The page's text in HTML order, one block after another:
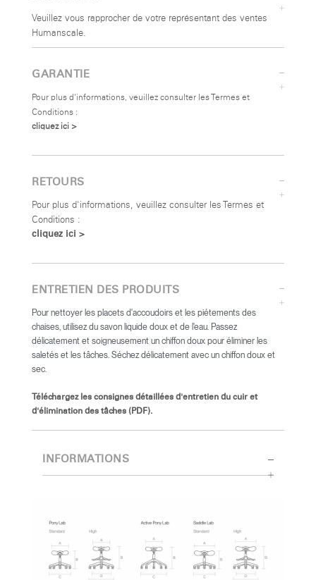
Veuillez vous rapprocher de votre représentant des ventes
Humanscale.
GARANTIE
Pour plus d'informations, veuillez consulter les Termes et
Conditions :
cliquez ici >
RETOURS
Pour plus d'informations, veuillez consulter les Termes et
Conditions :
cliquez ici >
ENTRETIEN DES PRODUITS
Pour nettoyer les placets d'accoudoirs et les piétements des
chaises, utilisez du savon liquide doux et de l'eau. Passez
délicatement et soigneusement un chiffon doux pour éliminer les
saletés et les tâches. Séchez délicatement avec un chiffon doux et
sec.
Téléchargez les consignes détaillées d'entretien du cuir et
d'élimination des tâches (PDF).
INFORMATIONS